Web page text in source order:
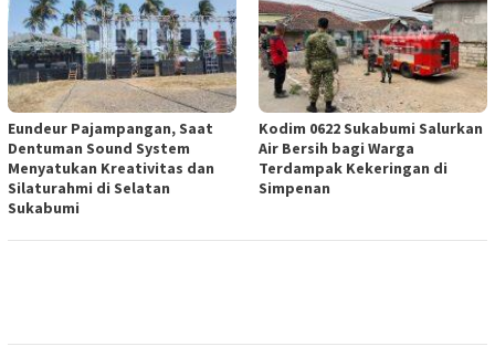
Eundeur Pajampangan, Saat
Dentuman Sound System
Menyatukan Kreativitas dan
Silaturahmi di Selatan
Sukabumi
Kodim 0622 Sukabumi Salurkan
Air Bersih bagi Warga
Terdampak Kekeringan di
Simpenan